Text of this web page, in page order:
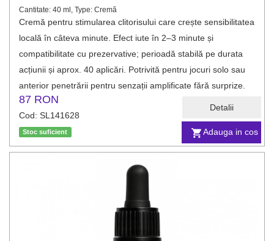
Adauga in cos
Detalii
Cantitate: 40 ml, Type: Cremă
Cremă pentru stimularea clitorisului care crește sensibilitatea
locală în câteva minute. Efect iute în 2–3 minute și
compatibilitate cu prezervative; perioadă stabilă pe durata
acțiunii și aprox. 40 aplicări. Potrivită pentru jocuri solo sau
anterior penetrării pentru senzații amplificate fără surprize.
87 RON
Cod: SL141628
Stoc suficient